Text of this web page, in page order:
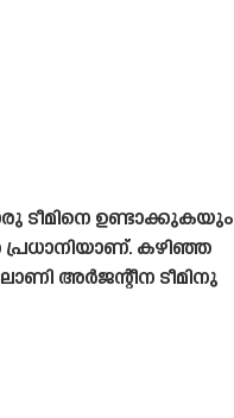
ടീമിനെ ഉണ്ടാക്കുകയും
കഴിഞ്ഞ
അർജന്റീന ടീമിനു